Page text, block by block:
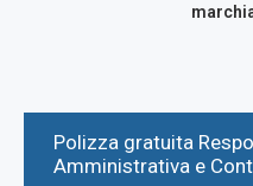
Polizza gratuita
Amministrativa e